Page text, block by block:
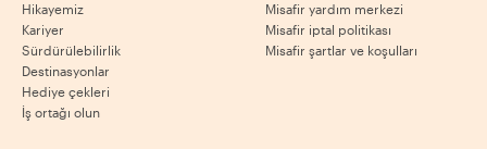
Hikayemiz
Kariyer
Sürdürülebilirlik
Destinasyonlar
Hediye çekleri
İş ortağı olun
Misafir yardım merkezi
Misafir iptal politikası
Misafir şartlar ve koşulları